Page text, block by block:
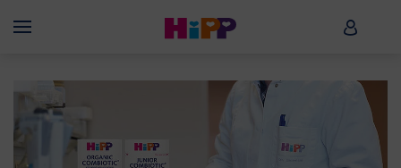
Menü HiPP